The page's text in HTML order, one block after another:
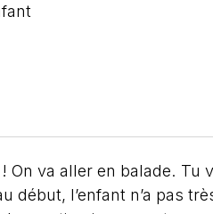
va aller en balade. Tu
début, l’enfant n’a pas